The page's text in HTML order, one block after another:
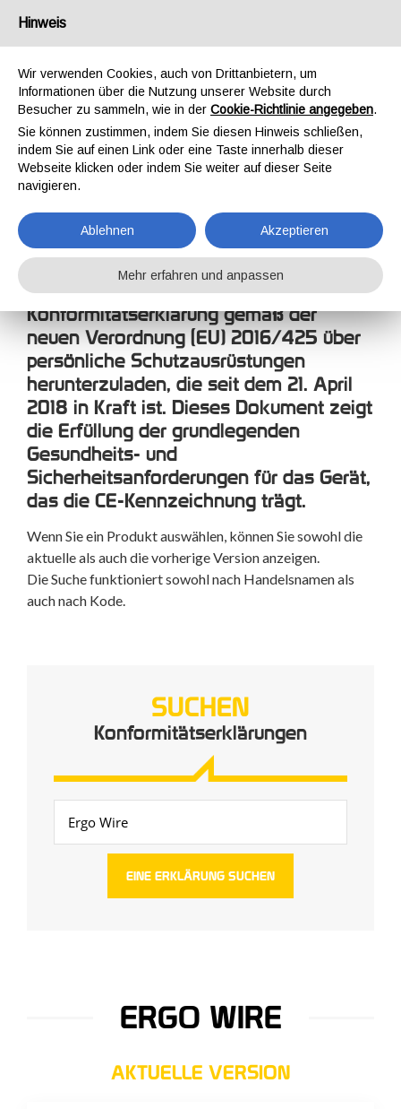
UNTERNEHMEN
Von dieser Seite ist es möglich, die EU-
Konformitätserklärung gemäß der
neuen Verordnung (EU) 2016/425 über
persönliche Schutzausrüstungen
herunterzuladen, die seit dem 21. April
2018 in Kraft ist. Dieses Dokument zeigt
die Erfüllung der grundlegenden
Gesundheits- und
Sicherheitsanforderungen für das Gerät,
das die CE-Kennzeichnung trägt.
Wenn Sie ein Produkt auswählen, können Sie sowohl die
aktuelle als auch die vorherige Version anzeigen.
Die Suche funktioniert sowohl nach Handelsnamen als
auch nach Kode.
SUCHEN
Konformitätserklärungen
ERGO WIRE
AKTUELLE VERSION
Hinweis
Wir verwenden Cookies, auch von Drittanbietern, um
Informationen über die Nutzung unserer Website durch
Besucher zu sammeln, wie in der Cookie-Richtlinie angegeben.
Sie können zustimmen, indem Sie diesen Hinweis schließen,
indem Sie auf einen Link oder eine Taste innerhalb dieser
Webseite klicken oder indem Sie weiter auf dieser Seite
navigieren.
Ablehnen Akzeptieren
Mehr erfahren und anpassen